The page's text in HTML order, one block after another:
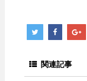
関連記事